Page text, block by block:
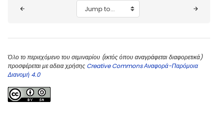
Jump to...
Όλο το περιεχόμενο του σεμιναρίου (εκτός όπου αναγράφεται διαφορετικά)
προσφέρεται με αδεια χρήσης Creative Commons Αναφορά-Παρόμοια
Διανομή 4.0